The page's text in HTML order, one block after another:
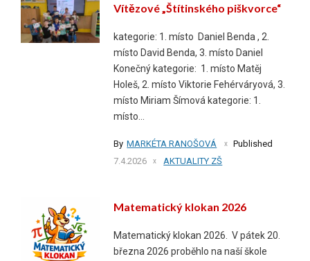
Vítězové „Štítinského piškvorce“
kategorie: 1. místo Daniel Benda , 2.
místo David Benda, 3. místo Daniel
Konečný kategorie: 1. místo Matěj
Holeš, 2. místo Viktorie Fehérváryová, 3.
místo Miriam Šímová kategorie: 1.
místo...
By MARKÉTA RANOŠOVÁ
Published
7.4.2026
AKTUALITY ZŠ
Matematický klokan 2026
Matematický klokan 2026. V pátek 20.
března 2026 proběhlo na naší škole